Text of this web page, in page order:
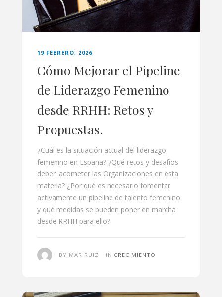
19 FEBRERO, 2026
Cómo Mejorar el Pipeline
de Liderazgo Femenino
desde RRHH: Retos y
Propuestas.
¿Cuál es la situación actual del liderazgo
femenino en España? ¿Qué retos y desafíos
deben acometer las Organizaciones en esta
materia? ¿Por qué es necesario fomentar
activamente un pipeline de talento femenino
y qué medidas se pueden poner en marcha
desde RRHH para ello?
BY MAR RUIZ IN CRECIMIENTO